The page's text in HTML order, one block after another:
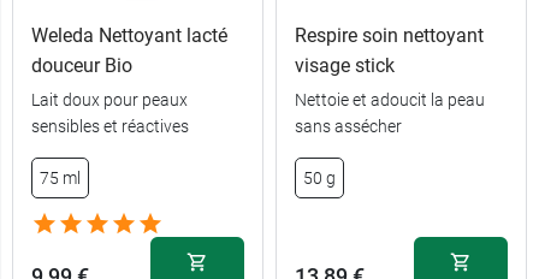
Weleda Nettoyant lacté
douceur Bio
Lait doux pour peaux
sensibles et réactives
75 ml
Respire soin nettoyant
visage stick
Nettoie et adoucit la peau
sans assécher
50 g